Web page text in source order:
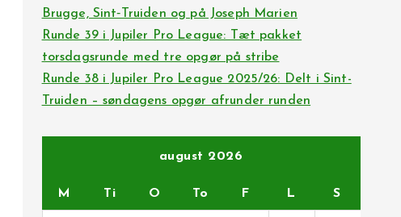
Brugge, Sint‑Truiden og på Joseph Marien
Runde 39 i Jupiler Pro League: Tæt pakket
torsdagsrunde med tre opgør på stribe
Runde 38 i Jupiler Pro League 2025/26: Delt i Sint-
Truiden – søndagens opgør afrunder runden
august 2026
M Ti O To F L S